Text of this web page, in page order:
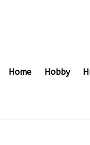
Home Hobby